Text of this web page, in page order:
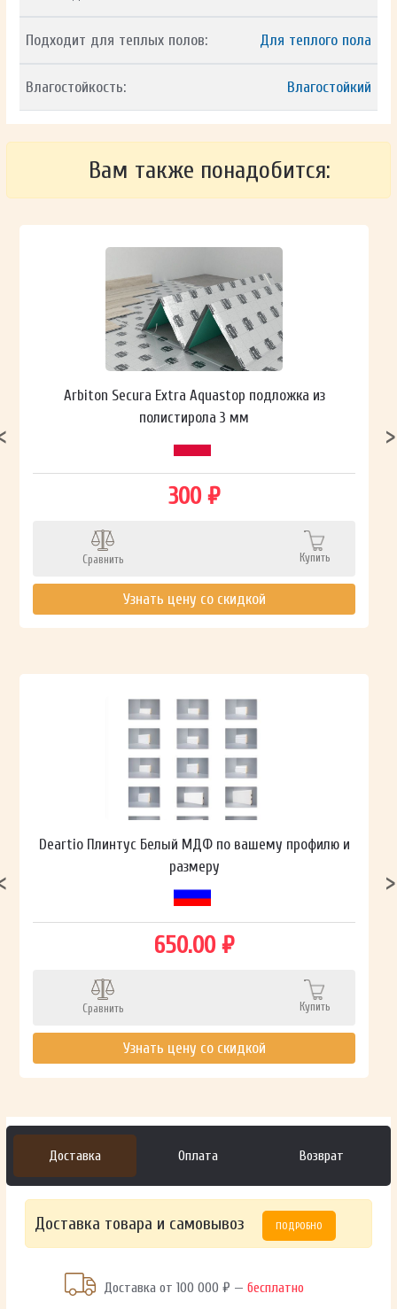
Подходит для теплых полов: Для теплого пола
Влагостойкость: Влагостойкий
Вам также понадобится:
Arbiton Secura Extra Aquastop подложка из
полистирола 3 мм
300 ₽
Сравнить Купить
Узнать цену со скидкой
Deartio Плинтус Белый МДФ по вашему профилю и
размеру
650.00 ₽
Сравнить Купить
Узнать цену со скидкой
Доставка Оплата Возврат
Доставка товара и самовывоз ПОДРОБНО
Доставка от 100 000 ₽ —бесплатно